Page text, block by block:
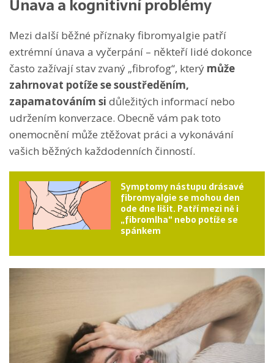
Únava a kognitivní problémy
Mezi další běžné příznaky fibromyalgie patří
extrémní únava a vyčerpání – někteří lidé dokonce
často zažívají stav zvaný „fibrofog“, který může
zahrnovat potíže se soustředěním,
zapamatováním si důležitých informací nebo
udržením konverzace. Obecně vám pak toto
onemocnění může ztěžovat práci a vykonávání
vašich běžných každodenních činností.
Symptomy nástupu drásavé
fibromyalgie se mohou den
ode dne lišit. Patří mezi ně i
„fibromlha“ nebo potíže se
spánkem